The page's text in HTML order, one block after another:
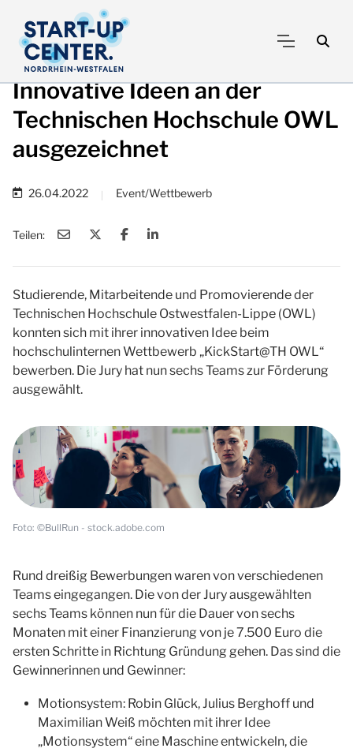
Innovative Ideen an der
Technischen Hochschule OWL
ausgezeichnet
26.04.2022 Event/Wettbewerb
Teilen:
Studierende, Mitarbeitende und Promovierende der
Technischen Hochschule Ostwestfalen-Lippe (OWL)
konnten sich mit ihrer innovativen Idee beim
hochschulinternen Wettbewerb „KickStart@TH OWL“
bewerben. Die Jury hat nun sechs Teams zur Förderung
ausgewählt.
Foto: ©BullRun - stock.adobe.com
Rund dreißig Bewerbungen waren von verschiedenen
Teams eingegangen. Die von der Jury ausgewählten
sechs Teams können nun für die Dauer von sechs
Monaten mit einer Finanzierung von je 7.500 Euro die
ersten Schritte in Richtung Gründung gehen. Das sind die
Gewinnerinnen und Gewinner:
Motionsystem: Robin Glück, Julius Berghoff und
Maximilian Weiß möchten mit ihrer Idee
„Motionsystem“ eine Maschine entwickeln, die